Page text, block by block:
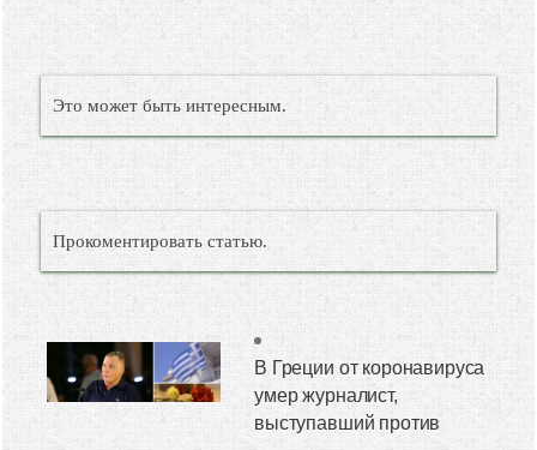
Это может быть интересным.
Прокоментировать статью.
В Греции от коронавируса
умер журналист,
выступавший против